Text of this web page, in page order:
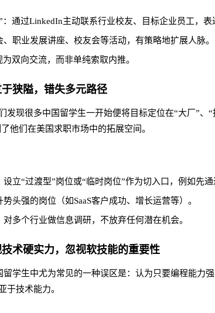
：通过LinkedIn主动联系行业校友、目标企业员工，表
职业发展讲座、校友会等活动，有策略地扩展人脉。
双向交流，而非单纯索取内推。
狭隘，错失多元路径
发现很多中国留学生一开始便将目标定位在“大厂”、
他们在美国求职市场中的拓展空间。
立“过渡型”岗位或“临时岗位”作为切入口，例如先通
头强的岗位（如SaaS客户成功、增长运营等）。
多个行业做信息调研，不放弃任何潜在机会。
术硬实力，忽视软技能的重要性
留学生中尤为常见的一种误区是：认为只要编程能力
于技术能力。